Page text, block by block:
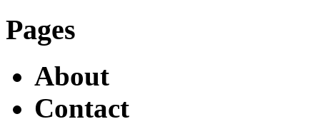
Pages
About
Contact